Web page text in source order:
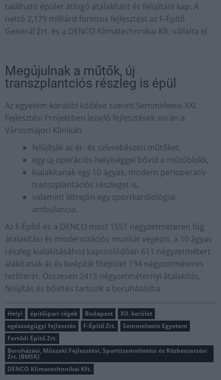
található épület átfogó átalakítást és felújítást kap. A
nettó 2,179 milliárd forintos fejlesztést az F-Építő
Generál Zrt. és a DENCO Klimatechnnikai Kft. vállalta el.
Megújulnak a műtők, új
transzplantciós részleg is épül
Az egyetem korábbi közlése szerint Semmelweis XXI.
Fejlesztési Projektben lezajló fejlesztések során a
Városmajori Klinikán
felújítják az ér- és szívsebészeti műtőket,
egy új operációs helyiséggel bővül a műtőblokk,
kialakítanak egy 10 ágyas, modern perioperatív
transzplantációs részleget is,
valamint létrejön egy sportkardiológiai
ambulancia.
Az F-Építő és a DENCO most 1551 négyzetméteren fog
átalakítási és modernizációs munkát végezni, a 10 ágyas
részleg kialakításához kapcsolódóan 611 négyzetmétert
alakítanak át és beépítik főépület 194 négyzetméteres
tetőterét. Összesen 2413 négyzetméternyi átalakítás,
felújítás és bővítés tartozik a beruházásba.
Helyi építőipari cégek Budapest
XII. kerület
egészségügyi fejlesztés
F-Építő Zrt.
Semmelweis Egyetem
Fertődi Építő Zrt.
Beruházási, Műszaki Fejlesztési, Sportüzemeltetési és Közbeszerzési
Zrt. (BMSK)
DENCO Klimatechnnikai Kft.